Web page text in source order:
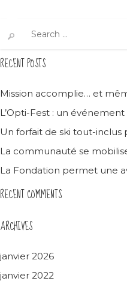
for:
RECENT POSTS
Mission accomplie… et
L’Opti-Fest : un
Un forfait de ski tout-inclus
La communauté se
La Fondation permet une
RECENT COMMENTS
ARCHIVES
janvier 2026
janvier 2022